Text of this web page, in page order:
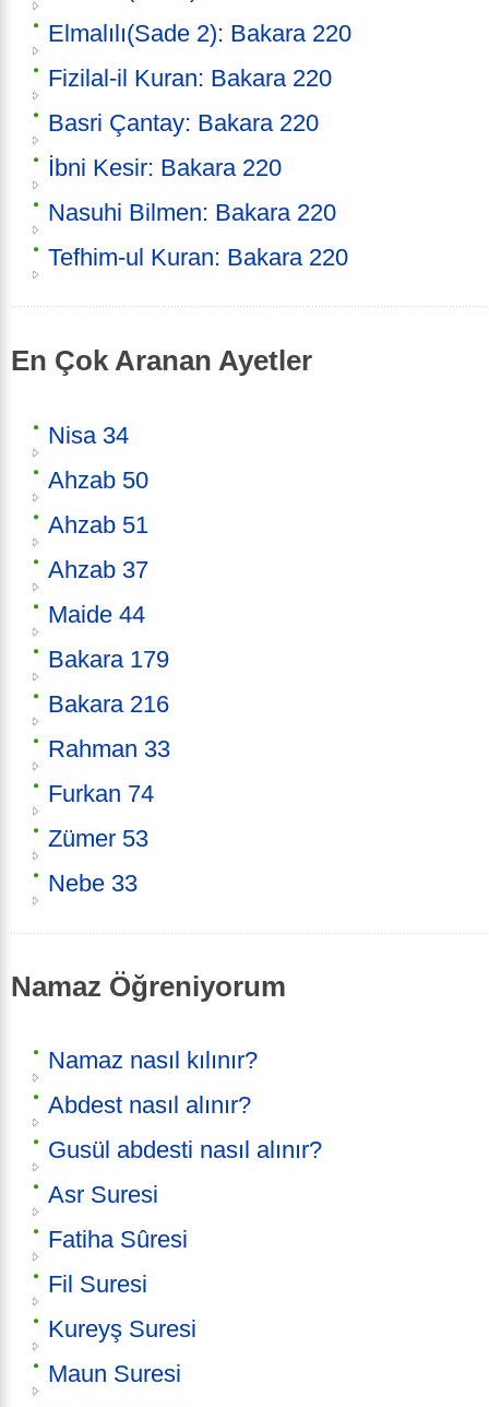
Elmalılı(Sade 2): Bakara 220
Fizilal-il Kuran: Bakara 220
Basri Çantay: Bakara 220
İbni Kesir: Bakara 220
Nasuhi Bilmen: Bakara 220
Tefhim-ul Kuran: Bakara 220
En Çok Aranan Ayetler
Nisa 34
Ahzab 50
Ahzab 51
Ahzab 37
Maide 44
Bakara 179
Bakara 216
Rahman 33
Furkan 74
Zümer 53
Nebe 33
Namaz Öğreniyorum
Namaz nasıl kılınır?
Abdest nasıl alınır?
Gusül abdesti nasıl alınır?
Asr Suresi
Fatiha Sûresi
Fil Suresi
Kureyş Suresi
Maun Suresi